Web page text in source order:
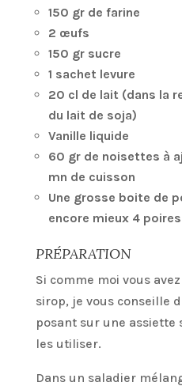
150 gr de farine
2 œufs
150 gr sucre
1 sachet levure
20 cl de lait (dans la
du lait de soja)
Vanille liquide
60 gr de noisettes à
mn de cuisson
Une grosse boite de
encore mieux 4
PRÉPARATION
Si comme moi vous
sirop, je vous conseille
posant sur une assiette
les utiliser.
Dans un saladier